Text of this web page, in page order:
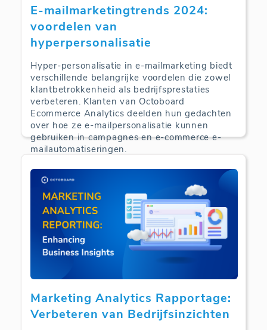
E-mailmarketingtrends 2024:
voordelen van
hyperpersonalisatie
Hyper-personalisatie in e-mailmarketing biedt
verschillende belangrijke voordelen die zowel
klantbetrokkenheid als bedrijfsprestaties
verbeteren. Klanten van Octoboard
Ecommerce Analytics deelden hun gedachten
over hoe ze e-mailpersonalisatie kunnen
gebruiken in campagnes en e-commerce e-
mailautomatiseringen.
Marketing Analytics Rapportage:
Verbeteren van Bedrijfsinzichten